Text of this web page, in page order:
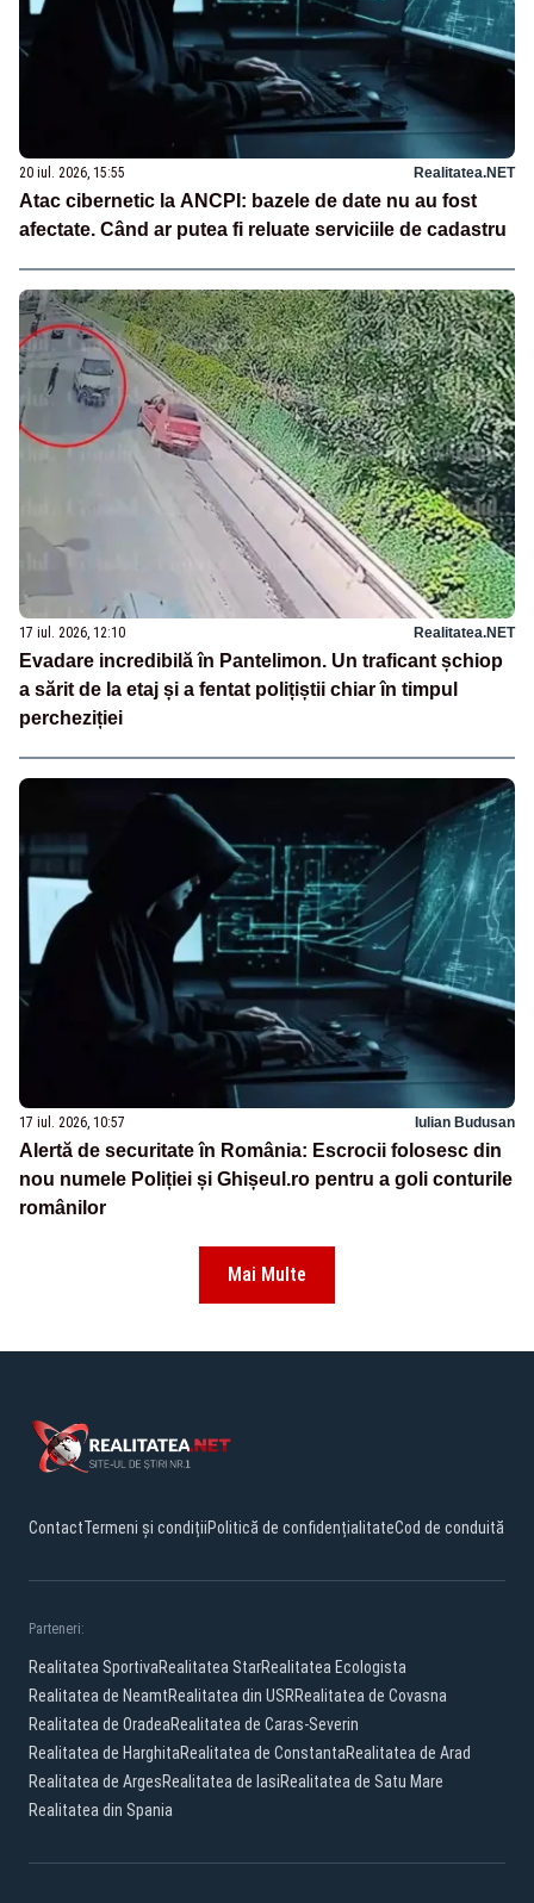
20 iul. 2026, 15:55 Realitatea.NET
Atac cibernetic la ANCPI: bazele de date nu au fost
afectate. Când ar putea fi reluate serviciile de cadastru
17 iul. 2026, 12:10 Realitatea.NET
Evadare incredibilă în Pantelimon. Un traficant șchiop
a sărit de la etaj și a fentat polițiștii chiar în timpul
percheziției
17 iul. 2026, 10:57 Iulian Budusan
Alertă de securitate în România: Escrocii folosesc din
nou numele Poliției și Ghișeul.ro pentru a goli conturile
românilor
Mai Multe
ContactTermeni și condițiiPolitică de confidențialitateCod de conduită
Parteneri:
Realitatea SportivaRealitatea StarRealitatea Ecologista
Realitatea de NeamtRealitatea din USRRealitatea de Covasna
Realitatea de OradeaRealitatea de Caras-Severin
Realitatea de HarghitaRealitatea de ConstantaRealitatea de Arad
Realitatea de ArgesRealitatea de IasiRealitatea de Satu Mare
Realitatea din Spania